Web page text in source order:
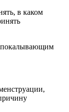
в каком
покалывающим